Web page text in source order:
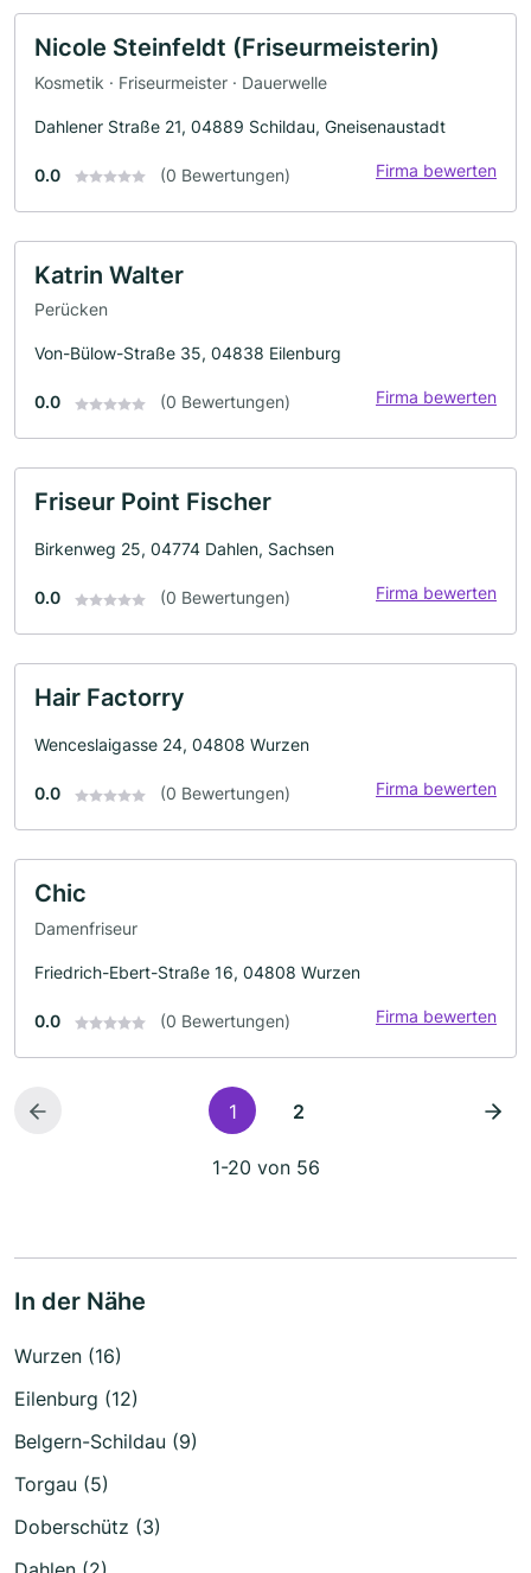
Nicole Steinfeldt (Friseurmeisterin)
Kosmetik · Friseurmeister · Dauerwelle
Dahlener Straße 21, 04889 Schildau, Gneisenaustadt
0.0 (0 Bewertungen) Firma bewerten
Katrin Walter
Perücken
Von-Bülow-Straße 35, 04838 Eilenburg
0.0 (0 Bewertungen) Firma bewerten
Friseur Point Fischer
Birkenweg 25, 04774 Dahlen, Sachsen
0.0 (0 Bewertungen) Firma bewerten
Hair Factorry
Wenceslaigasse 24, 04808 Wurzen
0.0 (0 Bewertungen) Firma bewerten
Chic
Damenfriseur
Friedrich-Ebert-Straße 16, 04808 Wurzen
0.0 (0 Bewertungen) Firma bewerten
1 2
1-20 von 56
In der Nähe
Wurzen (16)
Eilenburg (12)
Belgern-Schildau (9)
Torgau (5)
Doberschütz (3)